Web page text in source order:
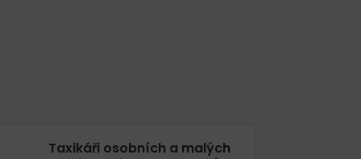
Taxikáři osobních a malých